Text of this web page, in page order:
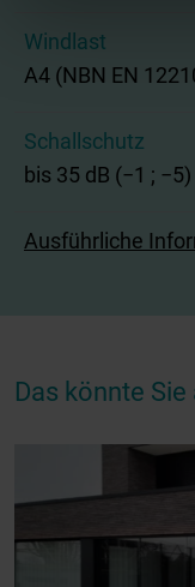
Windlast
A4 (NBN EN
Schallschutz
bis 35 dB (−1 ; −5)
Ausführliche
Das könnte